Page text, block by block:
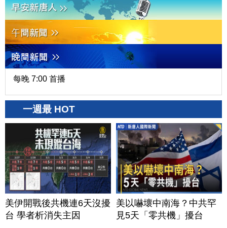
每晚 7:00 首播
一週最 HOT
美伊開戰後共機連6天沒擾
台 學者析消失主因
美以嚇壞中南海？中共罕
見5天「零共機」擾台